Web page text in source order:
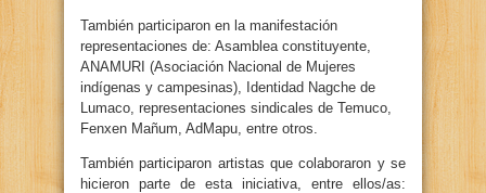
También participaron en la manifestación
representaciones de: Asamblea constituyente,
ANAMURI (Asociación Nacional de Mujeres
indígenas y campesinas), Identidad Nagche de
Lumaco, representaciones sindicales de Temuco,
Fenxen Mañum, AdMapu, entre otros.
También participaron artistas que colaboraron y se
hicieron parte de esta iniciativa, entre ellos/as: